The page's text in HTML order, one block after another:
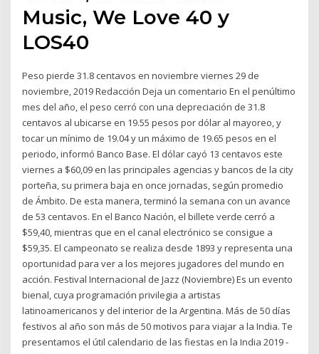
Music, We Love 40 y
LOS40
Peso pierde 31.8 centavos en noviembre viernes 29 de
noviembre, 2019 Redacción Deja un comentario En el penúltimo
mes del año, el peso cerró con una depreciación de 31.8
centavos al ubicarse en 19.55 pesos por dólar al mayoreo, y
tocar un mínimo de 19.04 y un máximo de 19.65 pesos en el
periodo, informó Banco Base. El dólar cayó 13 centavos este
viernes a $60,09 en las principales agencias y bancos de la city
porteña, su primera baja en once jornadas, según promedio
de Ámbito. De esta manera, terminó la semana con un avance
de 53 centavos. En el Banco Nación, el billete verde cerró a
$59,40, mientras que en el canal electrónico se consigue a
$59,35. El campeonato se realiza desde 1893 y representa una
oportunidad para ver a los mejores jugadores del mundo en
acción. Festival Internacional de Jazz (Noviembre) Es un evento
bienal, cuya programación privilegia a artistas
latinoamericanos y del interior de la Argentina. Más de 50 días
festivos al año son más de 50 motivos para viajar a la India. Te
presentamos el útil calendario de las fiestas en la India 2019 -